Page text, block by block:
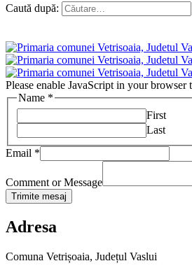
Caută după:
Please enable JavaScript in your browser
Name *
First
Last
Email *
Comment or Message
Trimite mesaj
Adresa
Comuna Vetrișoaia, Județul Vaslui